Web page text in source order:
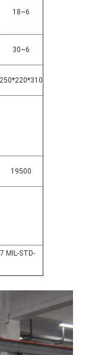
18~6
30~6
250*220*310
19500
MIL-STD-